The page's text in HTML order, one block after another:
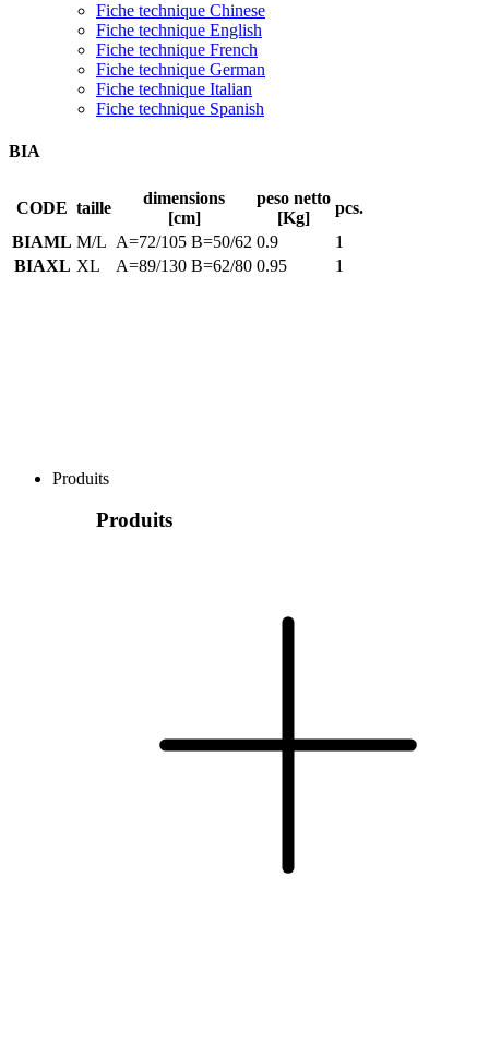
Fiche technique Chinese
Fiche technique English
Fiche technique French
Fiche technique German
Fiche technique Italian
Fiche technique Spanish
BIA
CODE taille
dimensions
[cm]
peso netto
[Kg]
pcs.
BIAML M/L A=72/105 B=50/62 0.9
1
BIAXL XL A=89/130 B=62/80 0.95 1
Produits
Produits